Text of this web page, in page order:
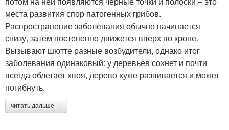
места развития спор патогенных грибов.
Распространение заболевания обычно начинается
снизу, затем постепенно движется вверх по кроне.
Вызывают шютте разные возбудители, однако итог
заболевания одинаковый: у деревьев сохнет и почти
всегда облетает хвоя, дерево хуже развивается и может
погибнуть.
читать дальше →